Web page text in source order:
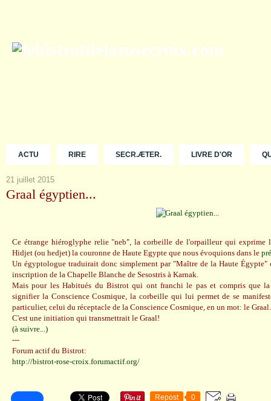
ACTU RIRE SECR.ÆTER. LIVRE D'OR
21 juillet 2015
Graal égyptien...
Ce étrange hiéroglyphe relie "neb", la corbeille de l'orpailleur qui exprime
Hidjet (ou hedjet) la couronne de Haute Egypte que nous évoquions dans le
Un égyptologue traduirait donc simplement par "Maître de la Haute Égypte"
inscription de la Chapelle Blanche de Sesostris à Karnak.
Mais pour les Habitués du Bistrot qui ont franchi le pas et compris que
signifier la Conscience Cosmique, la corbeille qui lui permet de se
particulier, celui du réceptacle de la Conscience Cosmique, en un mot: le
C'est une initiation qui transmettrait le Graal!
(à suivre...)
---
Forum actif du Bistrot:
http://bistrot-rose-croix.forumactif.org/
Repost 0